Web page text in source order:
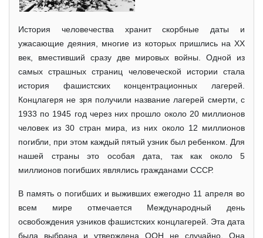
История человечества хранит скорбные даты и
ужасающие деяния, многие из которых пришлись на XX
век, вместивший сразу две мировых войны. Одной из
самых страшных страниц человеческой истории стала
история фашистских концентрационных лагерей.
Концлагеря не зря получили название лагерей смерти, с
1933 по 1945 год через них прошло около 20 миллионов
человек из 30 стран мира, из них около 12 миллионов
погибли, при этом каждый пятый узник был ребенком. Для
нашей страны это особая дата, так как около 5
миллионов погибших являлись гражданами СССР.
В память о погибших и выживших ежегодно 11 апреля во
всем мире отмечается Международный день
освобождения узников фашистских концлагерей. Эта дата
была выбрана и утверждена ООН не случайно. Она